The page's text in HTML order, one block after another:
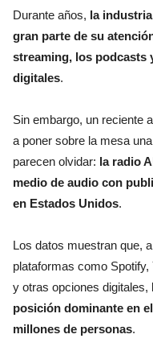
Durante años, la
gran parte de su
streaming, los podcasts
digitales.
Sin embargo, un reciente
a poner sobre la mesa
parecen olvidar: la radio
medio de audio con
en Estados Unidos.
Los datos muestran que,
plataformas como
y otras opciones digitales,
posición dominante en
millones de personas.